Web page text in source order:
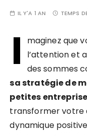
IL Y'A 1 AN TEMPS
I
maginez que
l’attention et
des sommes
sa stratégie de
petites
transformer votre
dynamique